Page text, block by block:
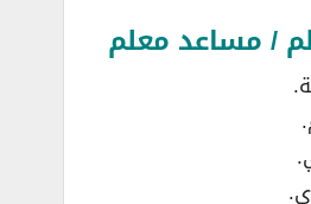
/ مساعد معلم